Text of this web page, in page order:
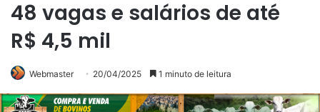
48 vagas e salários de até
R$ 4,5 mil
Webmaster 20/04/2025 1 minuto de leitura